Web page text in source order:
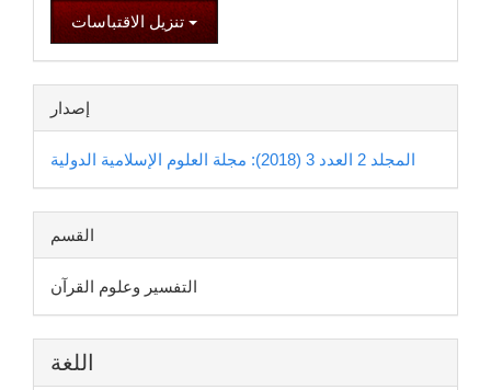
تنزيل الاقتباسات
إصدار
المجلد 2 العدد 3 (2018): مجلة العلوم الإسلامية الدولية
القسم
التفسير وعلوم القرآن
اللغة